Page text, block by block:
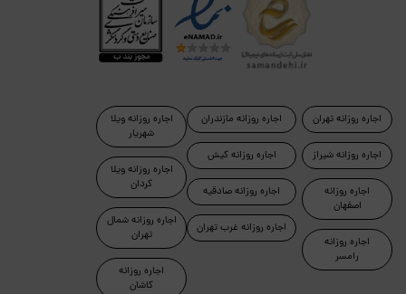
اجاره روزانه تهران
اجاره روزانه شیراز
اجاره روزانه
اصفهان
اجاره روزانه
رامسر
اجاره روزانه مازندران
اجاره روزانه کیش
اجاره روزانه صادقیه
اجاره روزانه غرب تهران
اجاره روزانه ویلا
شهریار
اجاره روزانه ویلا
کردان
اجاره روزانه شمال
تهران
اجاره روزانه
کاشان